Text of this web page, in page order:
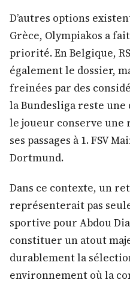
D’autres options
Grèce, Olympiakos a
priorité. En Belgique,
également le dossier,
freinées par des
la Bundesliga reste
le joueur conserve une
ses passages à 1. FSV
Dortmund.
Dans ce contexte, un
représenterait pas
sportive pour Abdou
constituer un atout
durablement la
environnement où la